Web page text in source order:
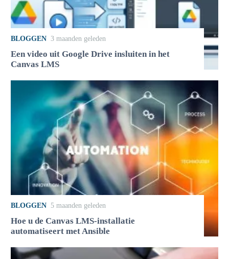
BLOGGEN 3 maanden geleden
Een video uit Google Drive insluiten in het
Canvas LMS
BLOGGEN 5 maanden geleden
Hoe u de Canvas LMS-installatie
automatiseert met Ansible